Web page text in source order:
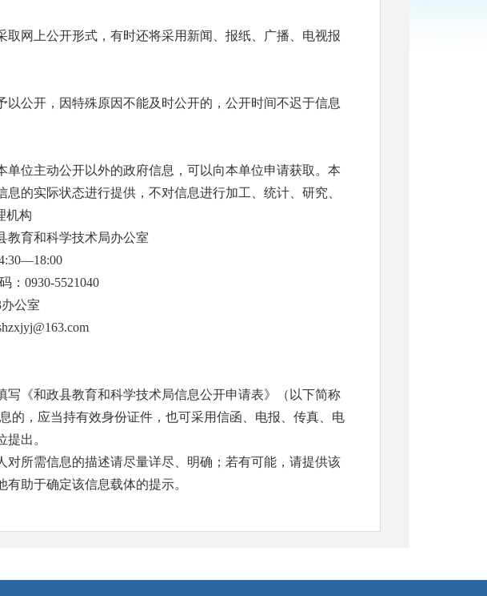
取网上公开形式，有时还将采用新闻、报纸、广播、电视报
以公开，因特殊原因不能及时公开的，公开时间不迟于信息
单位主动公开以外的政府信息，可以向本单位申请获取。本
的实际状态进行提供，不对信息进行加工、统计、研究、
机构
教育和科学技术局办公室
：0930-5521040
公室
写《和政县教育和科学技术局信息公开申请表》（以下简称
的，应当持有效身份证件，也可采用信函、电报、传真、电
提出。
对所需信息的描述请尽量详尽、明确；若有可能，请提供该
有助于确定该信息载体的提示。
表》后，可以通过当面、传真或者信函方式提出申请。通过